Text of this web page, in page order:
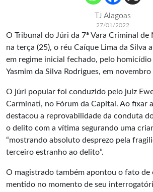
TJ Alagoas
27/01/2022
O Tribunal do Júri da 7ª Vara Criminal de
na terça (25), o réu Caíque Lima da Silva
em regime inicial fechado, pelo
Yasmim da Silva Rodrigues, em
O júri popular foi conduzido pelo juiz
Carminati, no Fórum da Capital. Ao fixar
destacou a reprovabilidade da conduta
o delito com a vítima segurando uma
“mostrando absoluto desprezo pela
terceiro estranho ao delito”.
O magistrado também apontou o fato de
mentido no momento de seu